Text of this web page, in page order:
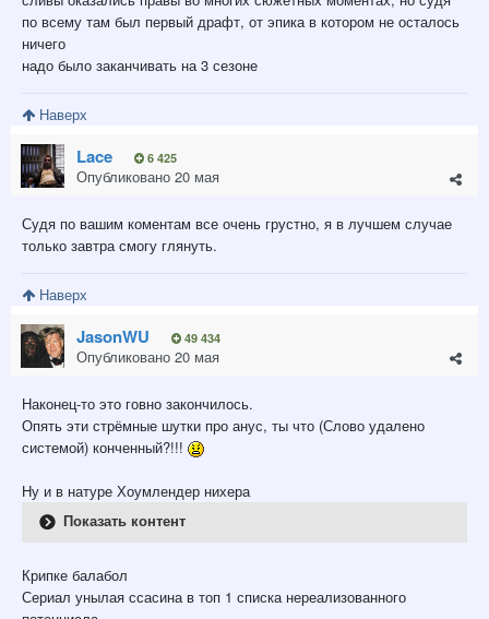
по всему там был первый драфт, от эпика в котором не осталось
ничего
надо было заканчивать на 3 сезоне
Наверх
Lace 6 425
Опубликовано 20 мая
Судя по вашим коментам все очень грустно, я в лучшем случае
только завтра смогу глянуть.
Наверх
JasonWU 49 434
Опубликовано 20 мая
Наконец-то это говно закончилось.
Опять эти стрёмные шутки про анус, ты что (Слово удалено
системой) конченный?!!!
Ну и в натуре Хоумлендер нихера
Показать контент
Крипке балабол
Сериал унылая ссасина в топ 1 списка нереализованного